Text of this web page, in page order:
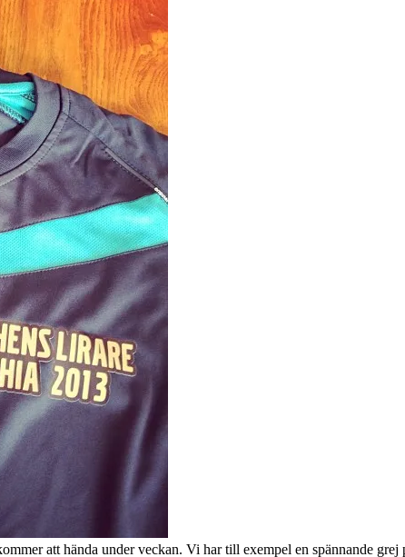
att hända under veckan. Vi har till exempel en spännande